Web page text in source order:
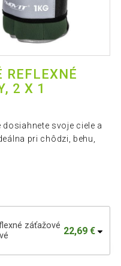
REFLEXNÉ
2 X 1
svoje ciele a
pri chôdzi, behu,
záťažové 22,69 €